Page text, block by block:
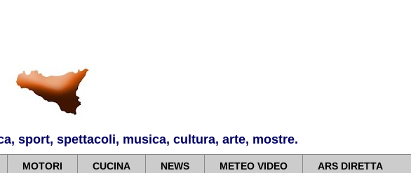
sport, spettacoli, musica, cultura, arte, mostre.
MOTORI CUCINA NEWS METEO VIDEO ARS DIRETTA